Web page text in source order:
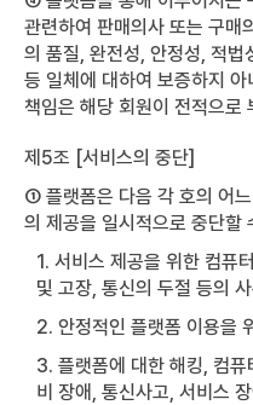
관련하여 판매의사 또는 구매
의 품질, 완전성, 안정성, 적법
등 일체에 대하여 보증하지
책임은 해당 회원이 전적으로
제5조 [서비스의 중단]
① 플랫폼은 다음 각 호의 어
의 제공을 일시적으로 중단할
1. 서비스 제공을 위한 컴퓨
및 고장, 통신의 두절 등의
2. 안정적인 플랫폼 이용을
3. 플랫폼에 대한 해킹, 컴
비 장애, 통신사고, 서비스